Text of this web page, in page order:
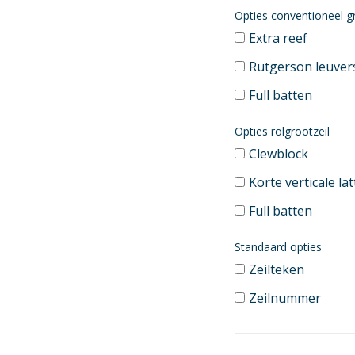
Opties conventioneel
Extra reef
Rutgerson
Full batten
Opties rolgrootzeil
Clewblock
Korte verticale
Full batten
Standaard opties
Zeilteken
Zeilnummer